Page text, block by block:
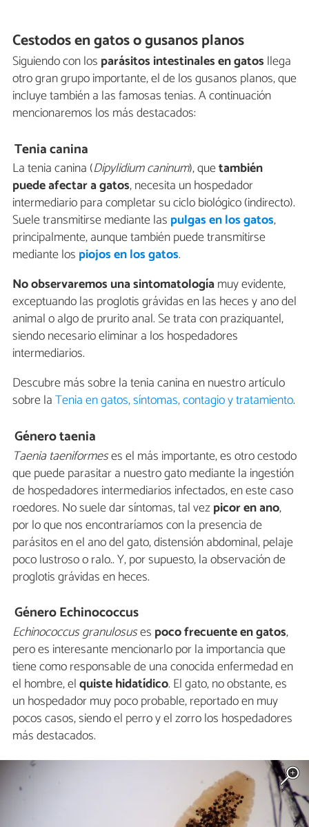
Cestodos en gatos o gusanos planos
Siguiendo con los parásitos intestinales en gatos llega
otro gran grupo importante, el de los gusanos planos, que
incluye también a las famosas tenias. A continuación
mencionaremos los más destacados:
Tenia canina
La tenia canina (Dipylidium caninum), quetambién
puede afectar a gatos, necesita un hospedador
intermediario para completar su ciclo biológico (indirecto).
Suele transmitirse mediante las pulgas en los gatos,
principalmente, aunque también puede transmitirse
mediante los piojos en los gatos.
No observaremos una sintomatologíamuy evidente,
exceptuando las proglotis grávidas en las heces y ano del
animal o algo de prurito anal. Se trata con praziquantel,
siendo necesario eliminar a los hospedadores
intermediarios.
Descubre más sobre la tenia canina en nuestro artículo
sobre laTenia en gatos, síntomas, contagio y tratamiento.
Género taenia
Taenia taeniformeses el más importante, es otro cestodo
que puede parasitar a nuestro gato mediante la ingestión
de hospedadores intermediarios infectados, en este caso
roedores. No suele dar síntomas, tal vezpicor en ano,
por lo que nos encontraríamos con la presencia de
parásitos en el ano del gato, distensión abdominal, pelaje
poco lustroso o ralo.. Y, por supuesto, la observación de
proglotis grávidas en heces.
Género Echinococcus
Echinococcus granulosuses poco frecuente en gatos,
pero es interesante mencionarlo por la importancia que
tiene como responsable de una conocida enfermedad en
el hombre, elquiste hidatídico. El gato, no obstante, es
un hospedador muy poco probable, reportado en muy
pocos casos, siendo el perro y el zorro los hospedadores
más destacados.